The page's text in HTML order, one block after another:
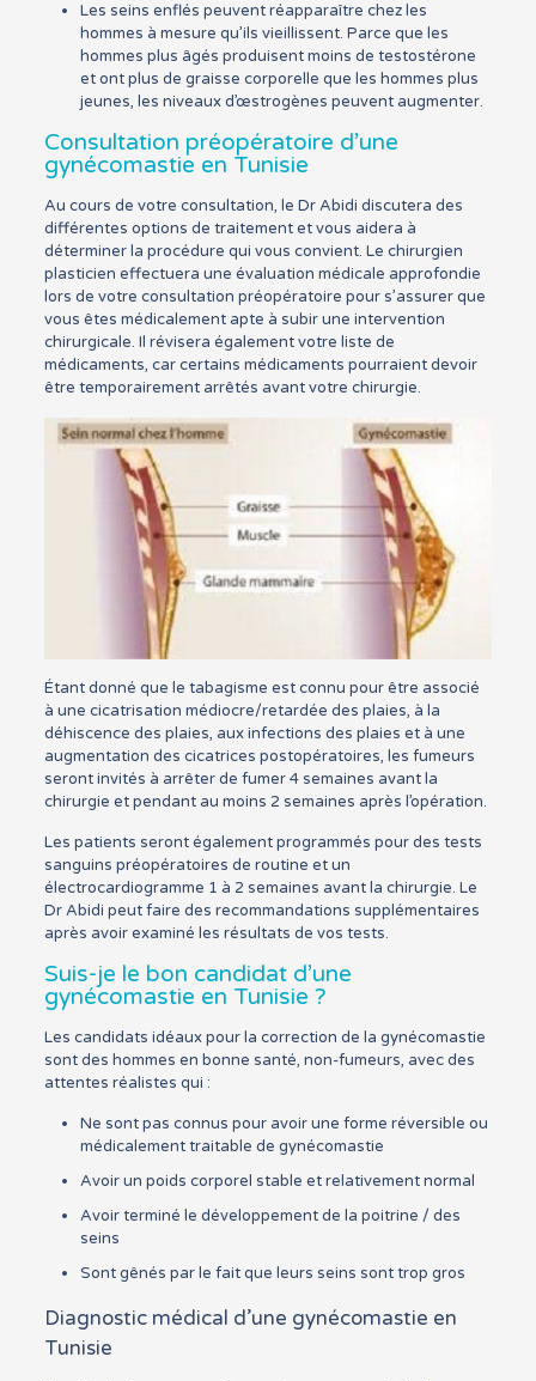
Les seins enflés peuvent réapparaître chez les
hommes à mesure qu’ils vieillissent. Parce que les
hommes plus âgés produisent moins de testostérone
et ont plus de graisse corporelle que les hommes plus
jeunes, les niveaux d’œstrogènes peuvent augmenter.
Consultation préopératoire d’une
gynécomastie en Tunisie
Au cours de votre consultation, le Dr Abidi discutera des
différentes options de traitement et vous aidera à
déterminer la procédure qui vous convient. Le chirurgien
plasticien effectuera une évaluation médicale approfondie
lors de votre consultation préopératoire pour s’assurer que
vous êtes médicalement apte à subir une intervention
chirurgicale. Il révisera également votre liste de
médicaments, car certains médicaments pourraient devoir
être temporairement arrêtés avant votre chirurgie.
Étant donné que le tabagisme est connu pour être associé
à une cicatrisation médiocre/retardée des plaies, à la
déhiscence des plaies, aux infections des plaies et à une
augmentation des cicatrices postopératoires, les fumeurs
seront invités à arrêter de fumer 4 semaines avant la
chirurgie et pendant au moins 2 semaines après l’opération.
Les patients seront également programmés pour des tests
sanguins préopératoires de routine et un
électrocardiogramme 1 à 2 semaines avant la chirurgie. Le
Dr Abidi peut faire des recommandations supplémentaires
après avoir examiné les résultats de vos tests.
Suis-je le bon candidat d’une
gynécomastie en Tunisie ?
Les candidats idéaux pour la correction de la gynécomastie
sont des hommes en bonne santé, non-fumeurs, avec des
attentes réalistes qui :
Ne sont pas connus pour avoir une forme réversible ou
médicalement traitable de gynécomastie
Avoir un poids corporel stable et relativement normal
Avoir terminé le développement de la poitrine / des
seins
Sont gênés par le fait que leurs seins sont trop gros
Diagnostic médical d’une gynécomastie en
Tunisie